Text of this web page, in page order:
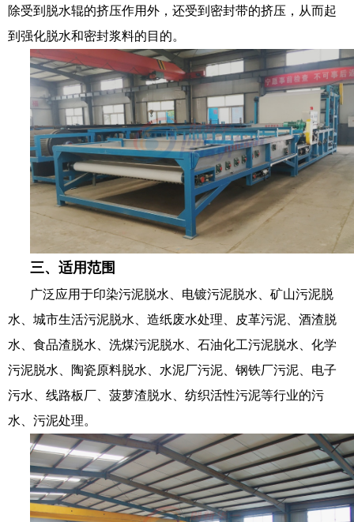
除受到脱水辊的挤压作用外，还受到密封带的挤压，从而起
到强化脱水和密封浆料的目的。
三、适用范围
广泛应用于印染污泥脱水、电镀污泥脱水、矿山污泥脱
水、城市生活污泥脱水、造纸废水处理、皮革污泥、酒渣脱
水、食品渣脱水、洗煤污泥脱水、石油化工污泥脱水、化学
污泥脱水、陶瓷原料脱水、水泥厂污泥、钢铁厂污泥、电子
污水、线路板厂、菠萝渣脱水、纺织活性污泥等行业的污
水、污泥处理。